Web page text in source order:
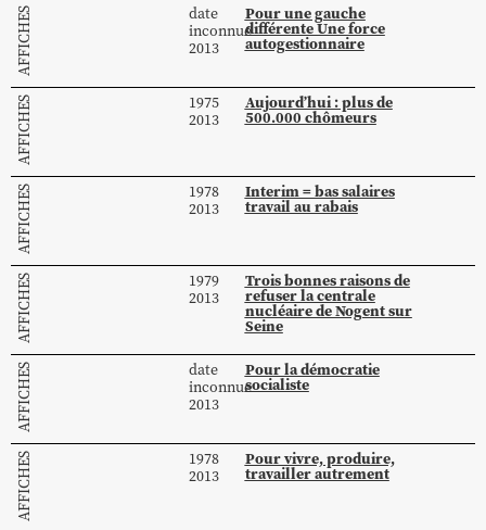
AFFICHES
date
inconnue
2013
Pour une gauche
différente Une force
autogestionnaire
AFFICHES
1975
2013
Aujourd’hui : plus de
500.000 chômeurs
AFFICHES
1978
2013
Interim = bas salaires
travail au rabais
AFFICHES
1979
2013
Trois bonnes raisons de
refuser la centrale
nucléaire de Nogent sur
Seine
AFFICHES
date
inconnue
2013
Pour la démocratie
socialiste
AFFICHES
1978
2013
Pour vivre, produire,
travailler autrement